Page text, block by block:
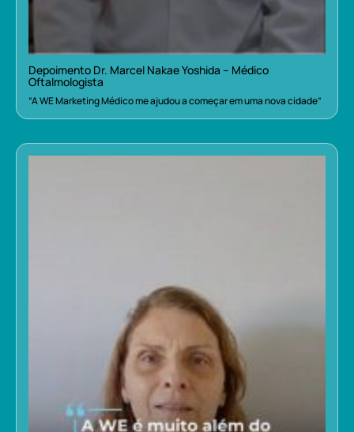
Depoimento Dr. Marcel Nakae Yoshida – Médico
Oftalmologista
“A WE Marketing Médico me ajudou a começar em uma nova cidade”